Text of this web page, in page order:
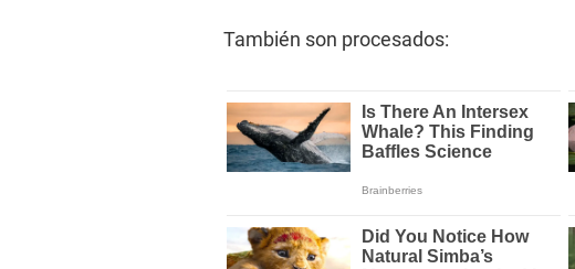
También son procesados: